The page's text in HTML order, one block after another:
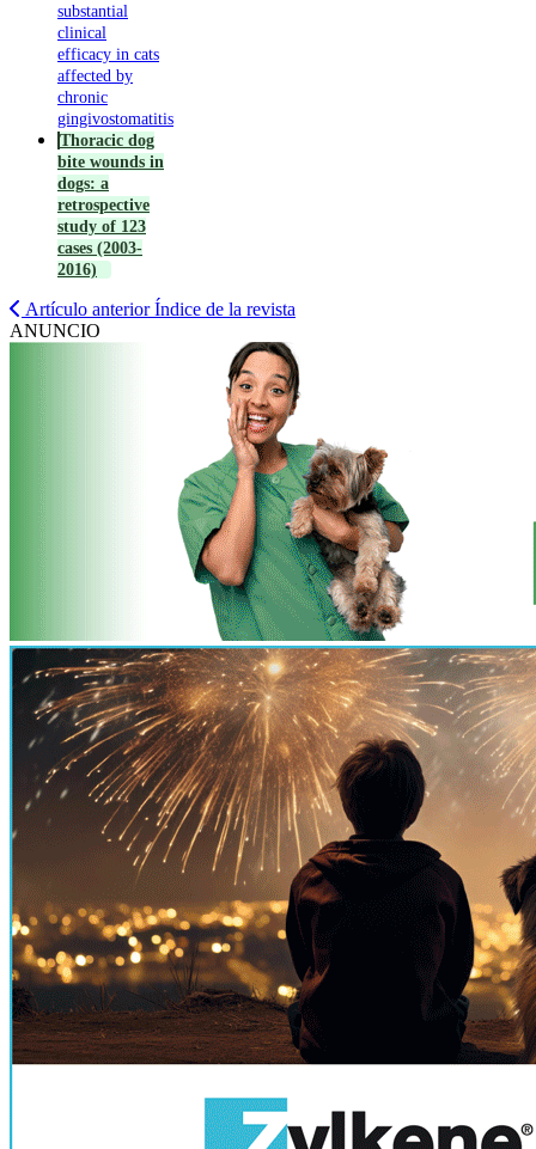
substantial
clinical
efficacy in cats
affected by
chronic
gingivostomatitis
Thoracic dog
bite wounds in
dogs: a
retrospective
study of 123
cases (2003-
2016)
Artículo anterior Índice de la revista
ANUNCIO